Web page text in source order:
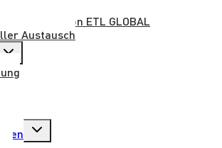
mitarbeiter von ETL GLOBAL
Austausch
Untermenü
Untermenü